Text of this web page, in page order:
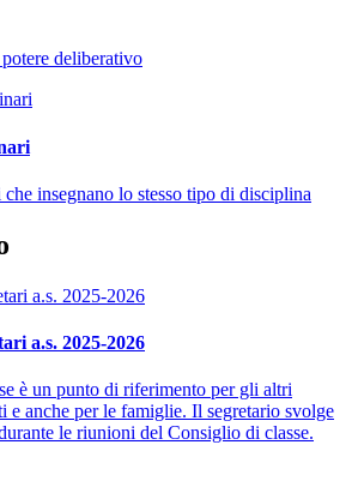
deliberativo
insegnano lo stesso tipo di disciplina
a.s. 2025-2026
è un punto di riferimento per gli altri
e anche per le famiglie. Il segretario svolge
le riunioni del Consiglio di classe.